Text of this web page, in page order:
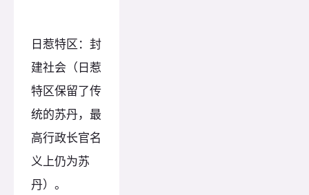
日惹特区：封
建社会（日惹
特区保留了传
统的苏丹，最
高行政长官名
义上仍为苏
丹）。